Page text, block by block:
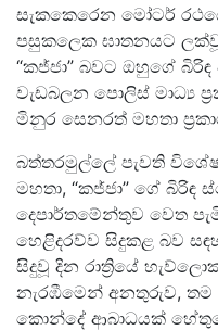
සැකකෙරෙන මෝටර්
පසුකලෙක ඝාතනයට
“කජ්ජා” බවට ඔහුගේ
වැඩබලන පොලිස් මාධ්‍ය
මිනුර සෙනරත් මහතා
බත්තරමුල්ලේ පැවති
මහතා, “කජ්ජා” ගේ
දෙපාර්තමේන්තුව වෙත
හෙළිදරව්ව සිදුකළ බව
සිදුවූ දින රාත්‍රියේ
නැරඹීමෙන් අනතුරුව, තම
කොන්දේ ආබාධයක්